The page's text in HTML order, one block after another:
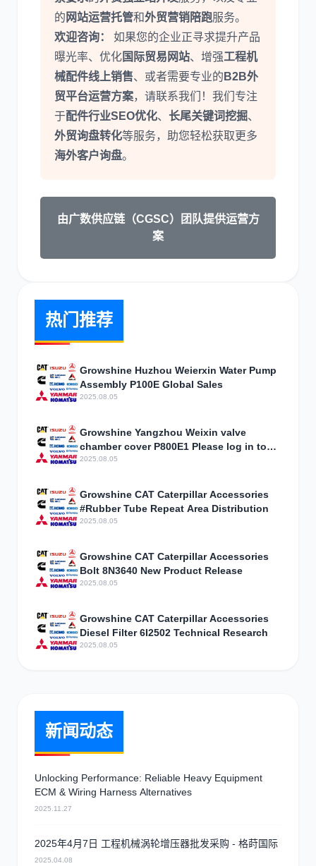
的 网站运营托管和外贸营销陪跑服务。
欢迎咨询：
如果您的企业正寻求提升产品
曝光率、优化国际贸易网站、增强工程机
械配件线上销售、或者需要专业的 B2B外
贸平台运营方案，请联系我们！我们专注
于配件行业SEO优化、 长尾关键词挖掘、
外贸询盘转化等服务，助您轻松获取更多
海外客户询盘。
由广数供应链（CGSC）团队提供运营方
案
热门推荐
Growshine Huzhou Weierxin Water Pump
Assembly P100E Global Sales
2025.08.05
Growshine Yangzhou Weixin valve
chamber cover P800E1 Please log in to
sell
2025.08.05
Growshine CAT Caterpillar Accessories
#Rubber Tube Repeat Area Distribution
2025.08.05
Growshine CAT Caterpillar Accessories
Bolt 8N3640 New Product Release
2025.08.05
Growshine CAT Caterpillar Accessories
Diesel Filter 6I2502 Technical Research
2025.08.05
新闻动态
Unlocking Performance: Reliable Heavy Equipment
ECM & Wiring Harness Alternatives
2025.11.27
2025年4月7日 工程机械涡轮增压器批发采购 - 格莳国际
2025.04.08